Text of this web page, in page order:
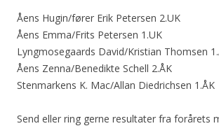
Åens Hugin/fører Erik Petersen 2.UK
Åens Emma/Frits Petersen 1.UK
Lyngmosegaards David/Kristian Thomsen
Åens Zenna/Benedikte Schell 2.ÅK
Stenmarkens K. Mac/Allan Diedrichsen 1.ÅK
Send eller ring gerne resultater fra forårets